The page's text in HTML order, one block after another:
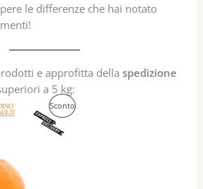
le differenze che hai notato
e approfitta dellaspedizione
a 5 kg:
ScontoProdotto